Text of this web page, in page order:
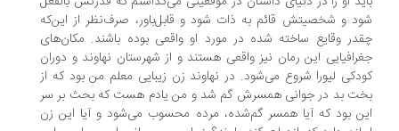
و شخصیتش قائم به ذات شود و قابل‌باور، صرف‌نظر از این‌که
وقایع ساخته شده در مورد او واقعی بوده باشند. مکان‌های
این رمان نیز واقعی هستند و از شهرستان نهاوند و دوران
لیورا شروع می‌شود. در نهاوند زن زیبایی معلم من بود که از
بد در جوانی همسرش گم شد و من یادم هست که بحث بر سر
بود که آیا همسر گم‌شده، مرده محسوب می‌شود و آیا این زن